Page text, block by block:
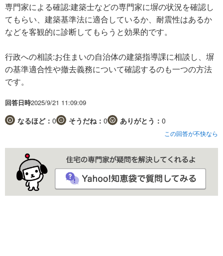
専門家による確認:建築士などの専門家に塀の状況を確認し
てもらい、建築基準法に適合しているか、耐震性はあるか
などを客観的に診断してもらうと効果的です。
行政への相談:お住まいの自治体の建築指導課に相談し、塀
の基準適合性や撤去義務について確認するのも一つの方法
です。
回答日時2025/9/21 11:09:09
なるほど： 0 そうだね： 0 ありがとう： 0
この回答が不快なら